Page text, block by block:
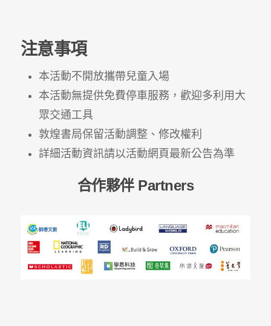
注意事項
本活動不開放攜帶兒童入場
本活動無提供免費停車服務，歡迎多利用大
眾交通工具
敦煌書局保留活動調整、修改權利
詳細活動資訊請以活動網頁最新公告為準
合作夥伴 Partners